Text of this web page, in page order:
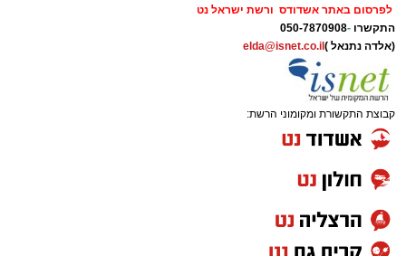
לפרסום באתר אשדודס ורשת ישראל נט
התקשרו -
050-7870908
(אלדה נתנאל ) elda@isnet.co.il
קבוצת התקשורת ומקומוני הרשת: